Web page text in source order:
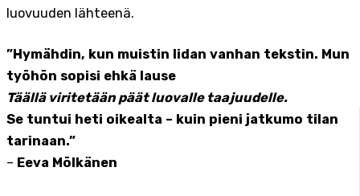
luovuuden lähteenä.
”Hymähdin, kun muistin Iidan vanhan tekstin. Mun
työhön sopisi ehkä lause
Täällä viritetään päät luovalle taajuudelle.
Se tuntui heti oikealta – kuin pieni jatkumo tilan
tarinaan.”
– Eeva Mölkänen